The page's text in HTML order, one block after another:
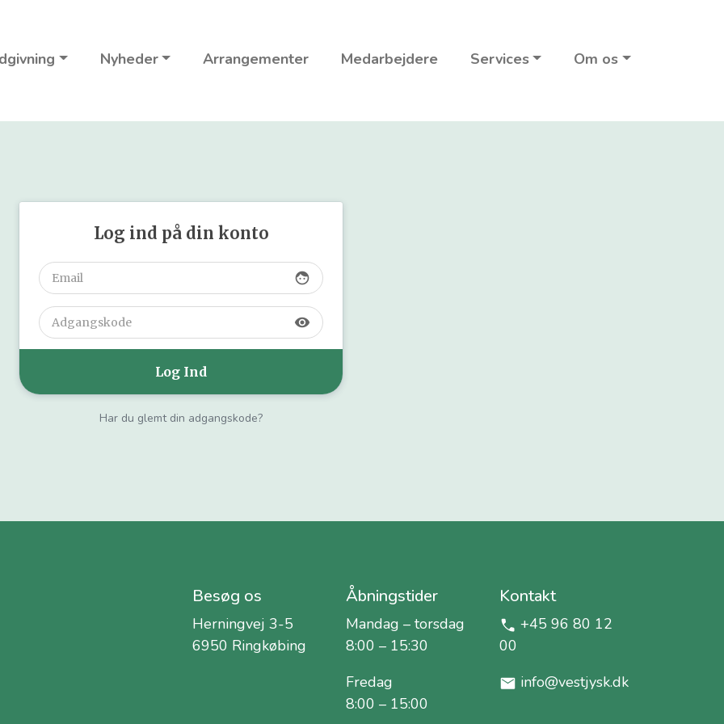
Nyheder Arrangementer Medarbejdere Services Om os
Log ind på din konto
face
visibility
Har du glemt din adgangskode?
Besøg os
Herningvej 3-5
6950 Ringkøbing
Åbningstider
Mandag – torsdag
8:00 – 15:30
Fredag
8:00 – 15:00
Kontakt
+45 96 80 12
00
info@vestjysk.dk